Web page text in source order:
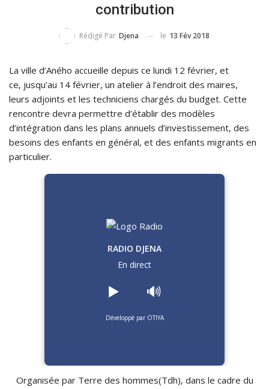
contribution
Rédigé Par Djena le 13 Fév 2018
La ville d’Aného accueille depuis ce lundi 12 février, et
ce, jusqu’au 14 février, un atelier à l’endroit des maires,
leurs adjoints et les techniciens chargés du budget. Cette
rencontre devra permettre d’établir des modèles
d’intégration dans les plans annuels d’investissement, des
besoins des enfants en général, et des enfants migrants en
particulier.
RADIO DJENA
En direct
▶️ 🔊
Développé par OTIYA
Organisée par Terre des hommes(Tdh), dans le cadre du